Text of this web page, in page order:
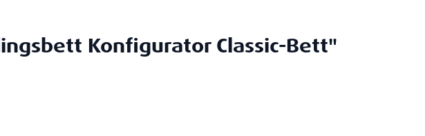
Konfigurator Classic-Bett"